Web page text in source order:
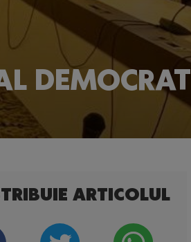
DEMOCRAT
ARTICOLUL